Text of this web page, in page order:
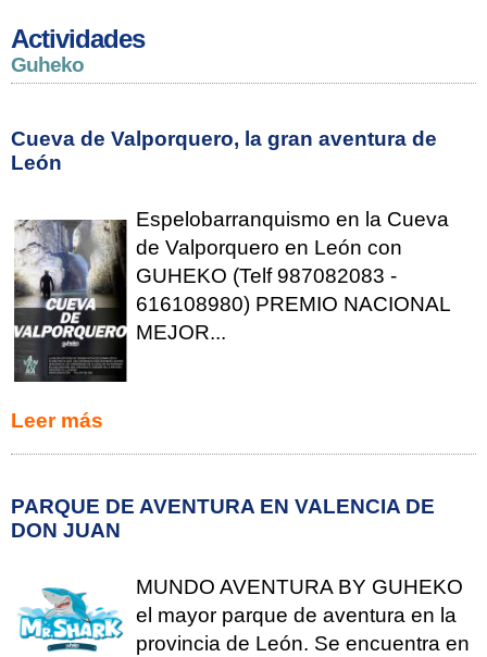
Actividades
Guheko
Cueva de Valporquero, la gran aventura de
León
Espelobarranquismo en la Cueva
de Valporquero en León con
GUHEKO (Telf 987082083 -
616108980) PREMIO NACIONAL
MEJOR...
Leer más
PARQUE DE AVENTURA EN VALENCIA DE
DON JUAN
MUNDO AVENTURA BY GUHEKO
el mayor parque de aventura en la
provincia de León. Se encuentra en